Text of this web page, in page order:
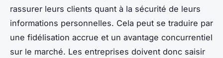
rassurer leurs clients quant à la sécurité de leurs
informations personnelles. Cela peut se traduire par
une fidélisation accrue et un avantage concurrentiel
sur le marché. Les entreprises doivent donc saisir